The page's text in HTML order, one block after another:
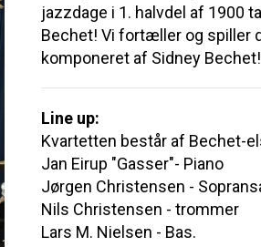
jazzdage i 1. halvdel af 1900
Bechet! Vi fortæller og spiller
komponeret af Sidney Bechet!
Line up:
Kvartetten består af Bechet-
Jan Eirup "Gasser"- Piano
Jørgen Christensen -
Nils Christensen - trommer
Lars M. Nielsen - Bas.